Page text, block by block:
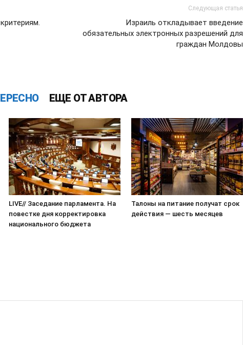
Следующая статья
Израиль откладывает введение
обязательных электронных разрешений для
граждан Молдовы
ЕЩЕ ОТ АВТОРА
LIVE// Заседание парламента. На
повестке дня корректировка
национального бюджета
Талоны на питание получат срок
действия — шесть месяцев